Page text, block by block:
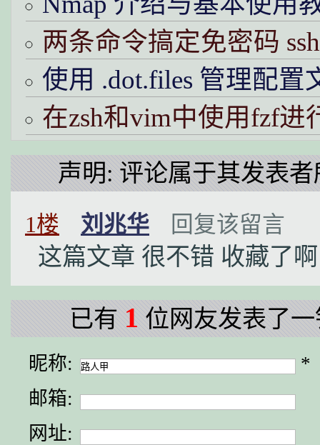
两条命令搞定免密码
使用 .dot.files 管理配置
在zsh和vim中使用fzf进
声明: 评论属于其发表
1楼 刘兆华 回复该留言
这篇文章 很不错 收藏了啊
已有 1 位网友发表了
昵称:
*
邮箱:
网址: